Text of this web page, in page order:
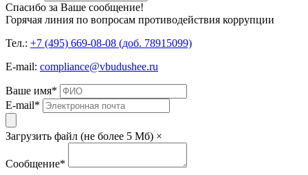
Спасибо за Ваше сообщение!
Горячая линия по вопросам противодействия коррупции
Тел.: +7 (495) 669-08-08 (доб. 78915099)
E-mail: compliance@vbudushee.ru
Ваше имя*
E-mail*
Загрузить файл (не более 5 Мб) ×
Сообщение*